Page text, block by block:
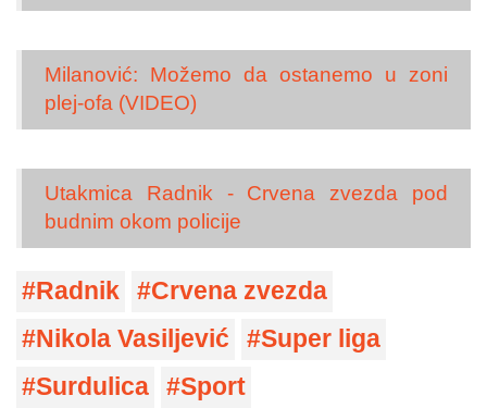
Milanović: Možemo da ostanemo u zoni
plej-ofa (VIDEO)
Utakmica Radnik - Crvena zvezda pod
budnim okom policije
Radnik
Crvena zvezda
Nikola Vasiljević
Super liga
Surdulica
Sport